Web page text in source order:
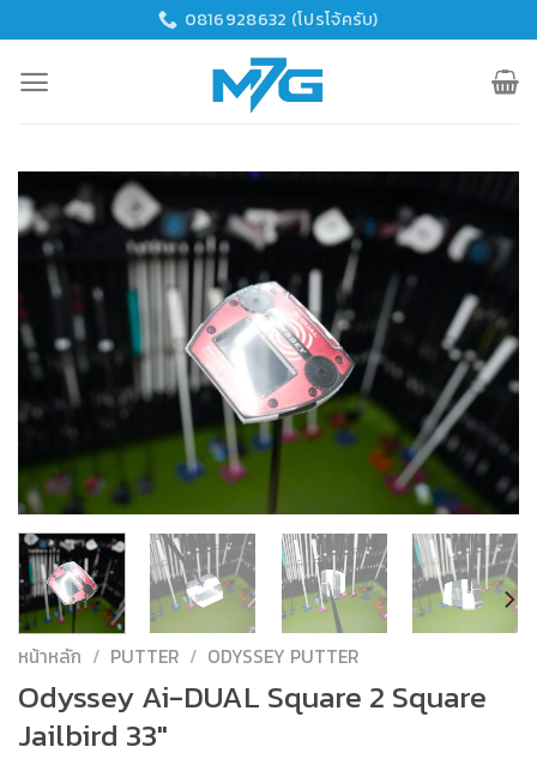
content
0816928632 (โปรโจ้ครับ)
หน้าหลัก / PUTTER / ODYSSEY PUTTER
Odyssey Ai-DUAL Square 2 Square
Jailbird 33″